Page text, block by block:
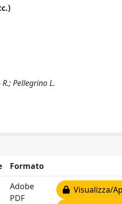
Pellegrino L.
Formato
Adobe
PDF
Visualizza/